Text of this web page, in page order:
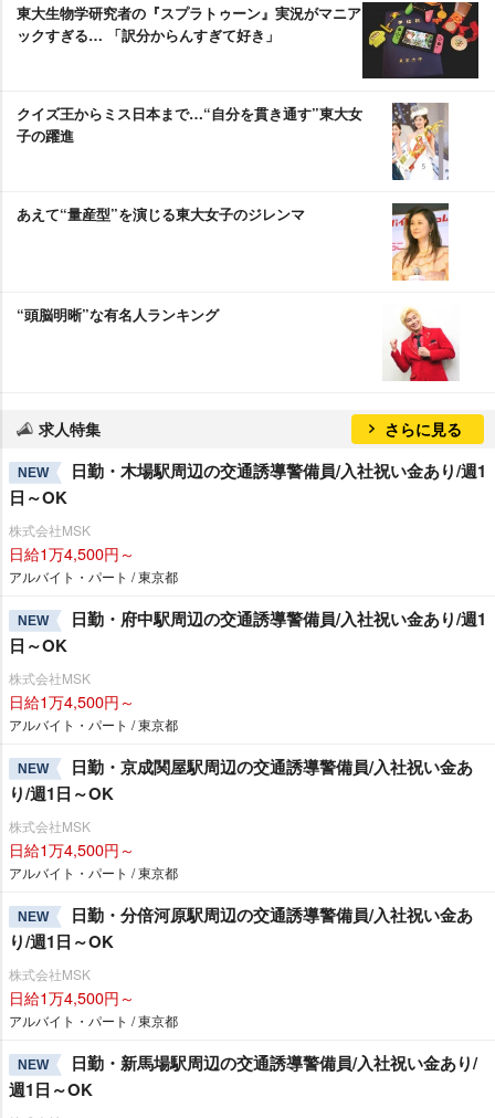
東大生物学研究者の『スプラトゥーン』実況がマニア
ックすぎる… 「訳分からんすぎて好き」
クイズ王からミス日本まで…“自分を貫き通す”東大女
子の躍進
あえて“量産型”を演じる東大女子のジレンマ
“頭脳明晰”な有名人ランキング
求人特集 さらに見る
NEW
日勤・木場駅周辺の交通誘導警備員/入社祝い金あり/週1
日～OK
株式会社MSK
日給1万4,500円～
アルバイト・パート / 東京都
NEW
日勤・府中駅周辺の交通誘導警備員/入社祝い金あり/週1
日～OK
株式会社MSK
日給1万4,500円～
アルバイト・パート / 東京都
NEW
日勤・京成関屋駅周辺の交通誘導警備員/入社祝い金あ
り/週1日～OK
株式会社MSK
日給1万4,500円～
アルバイト・パート / 東京都
NEW
日勤・分倍河原駅周辺の交通誘導警備員/入社祝い金あ
り/週1日～OK
株式会社MSK
日給1万4,500円～
アルバイト・パート / 東京都
NEW
日勤・新馬場駅周辺の交通誘導警備員/入社祝い金あり/
週1日～OK